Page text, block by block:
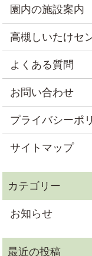
園内の施設案内
高槻しいたけセ
よくある質問
お問い合わせ
プライバシーポ
サイトマップ
お知らせ